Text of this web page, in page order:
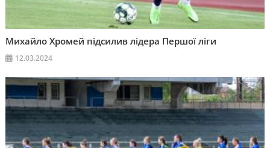
Михайло Хромей підсилив лідера Першої ліги
12.03.2024